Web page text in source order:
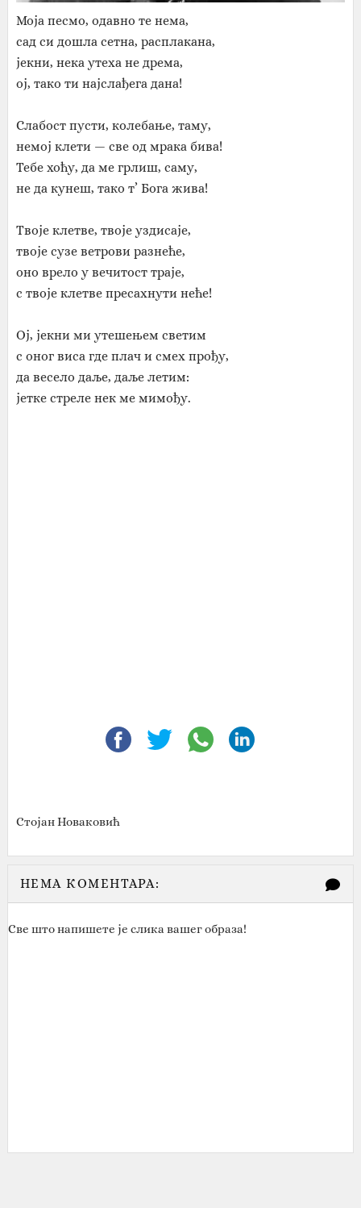
Моја песмо, одавно те нема,
сад си дошла сетна, расплакана,
јекни, нека утеха не дрема,
ој, тако ти најслађега дана!
Слабост пусти, колебање, таму,
немој клети — све од мрака бива!
Тебе хоћу, да ме грлиш, саму,
не да кунеш, тако т’ Бога жива!
Твоје клетве, твоје уздисаје,
твоје сузе ветрови разнеће,
оно врело у вечитост траје,
с твоје клетве пресахнути неће!
Ој, јекни ми утешењем светим
с оног виса где плач и смех прођу,
да весело даље, даље летим:
јетке стреле нек ме мимођу.
Стојан Новаковић
НЕМА КОМЕНТАРА:
Све што напишете је слика вашег образа!